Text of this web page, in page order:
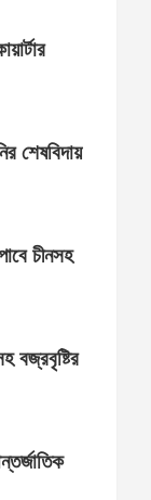
শেষবিদায়
চীনসহ
বজ্রবৃষ্টির